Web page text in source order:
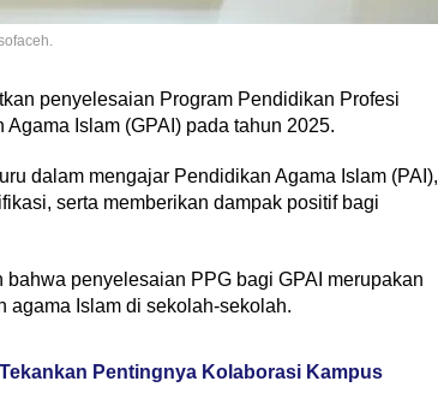
penyelesaian Program Pendidikan Profesi
Islam (GPAI) pada tahun 2025.
dalam mengajar Pendidikan Agama Islam (PAI),
serta memberikan dampak positif bagi
penyelesaian PPG bagi GPAI merupakan
agama Islam di sekolah-sekolah.
Pentingnya Kolaborasi Kampus